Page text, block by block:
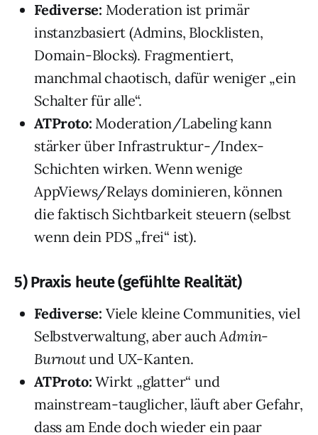
Fediverse: Moderation ist primär
instanzbasiert (Admins, Blocklisten,
Domain-Blocks). Fragmentiert,
manchmal chaotisch, dafür weniger „ein
Schalter für alle“.
ATProto: Moderation/Labeling kann
stärker über Infrastruktur-/Index-
Schichten wirken. Wenn wenige
AppViews/Relays dominieren, können
die faktisch Sichtbarkeit steuern (selbst
wenn dein PDS „frei“ ist).
5) Praxis heute (gefühlte Realität)
Fediverse: Viele kleine Communities, viel
Selbstverwaltung, aber auchAdmin-
Burnoutund UX-Kanten.
ATProto: Wirkt „glatter“ und
mainstream-tauglicher, läuft aber Gefahr,
dass am Ende doch wieder ein paar